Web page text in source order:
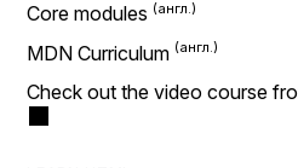
Core modules
MDN Curriculum
Check out the video course